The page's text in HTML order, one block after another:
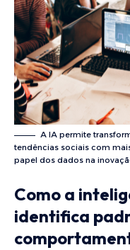
A IA permite
tendências sociais com
papel dos dados na
Como a
identifica